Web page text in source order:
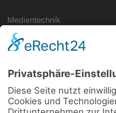
Medientechnik
Veranstaltungs­technik
Eventstrom
IT-Lösungen